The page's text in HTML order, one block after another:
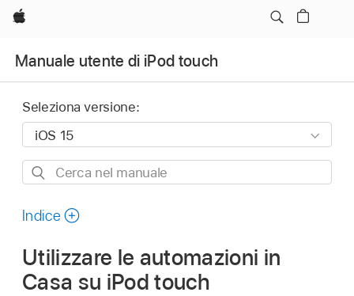
Apple
Manuale utente di iPod touch
Seleziona versione:
Cerca
manuale
Indice
Utilizzare le automazioni in
Casa su iPod touch